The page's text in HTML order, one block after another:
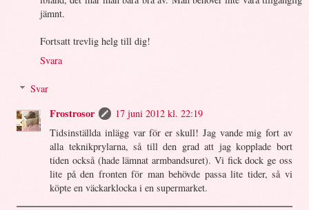
jämnt.
Fortsatt trevlig helg till dig!
Svara
Svar
Frostrosor
17 juni 2012 kl. 22:19
Tidsinställda inlägg var för er skull! Jag vande mig fort av
alla teknikprylarna, så till den grad att jag kopplade bort
tiden också (hade lämnat armbandsuret). Vi fick dock ge oss
lite på den fronten för man behövde passa lite tider, så vi
köpte en väckarklocka i en supermarket.